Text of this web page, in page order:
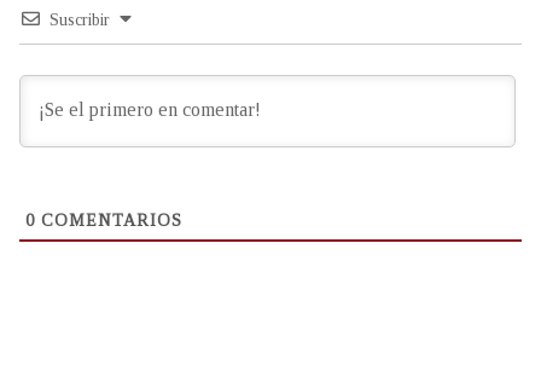
Suscribir
0 COMENTARIOS